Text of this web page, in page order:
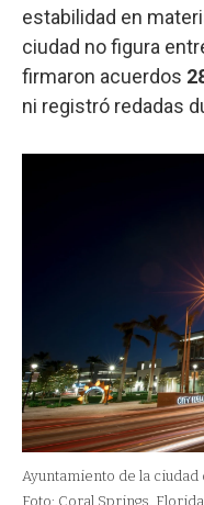
estabilidad en
ciudad no figura
firmaron acuerdos
ni registró redadas
Ayuntamiento de la
Foto: Coral Springs,